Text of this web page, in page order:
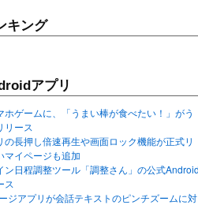
キング
アプリ
ホゲームに、「うまい棒が食べたい！」がう
リース
の長押し倍速再生や画面ロック機能が正式リ
マイページも追加
ン日程調整ツール「調整さん」の公式Android
ス
ジアプリが会話テキストのピンチズームに対